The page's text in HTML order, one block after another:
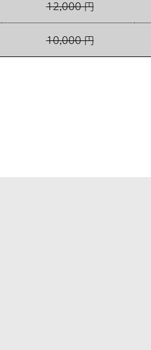
12,000 円
10,000 円